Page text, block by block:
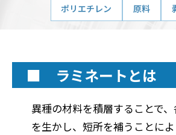
ポリエチレン 原料
■ ラミネートとは
異種の材料を積層することで
を生かし、短所を補うことに